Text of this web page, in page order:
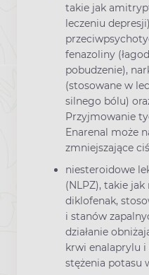
takie jak
leczeniu
fenazoliny
pobudzenie),
(stosowane w
silnego bólu)
Przyjmowanie
Enarenal może
zmniejszające
niesteroidowe
(NLPZ), takie
diklofenak,
i stanów
działanie
krwi enalaprylu i
stężenia potasu